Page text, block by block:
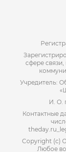
сфере
Учредитель:
И. О.
Контактные
Copyright (с)
Любое